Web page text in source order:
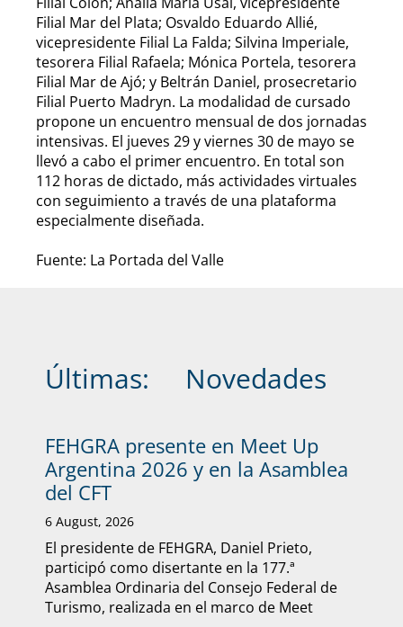
Filial Mar del Plata; Osvaldo Eduardo Allié,
vicepresidente Filial La Falda; Silvina Imperiale,
tesorera Filial Rafaela; Mónica Portela, tesorera
Filial Mar de Ajó; y Beltrán Daniel, prosecretario
Filial Puerto Madryn. La modalidad de cursado
propone un encuentro mensual de dos jornadas
intensivas. El jueves 29 y viernes 30 de mayo se
llevó a cabo el primer encuentro. En total son
112 horas de dictado, más actividades virtuales
con seguimiento a través de una plataforma
especialmente diseñada.
Fuente: La Portada del Valle
Últimas: Novedades
FEHGRA presente en Meet Up
Argentina 2026 y en la Asamblea
del CFT
6 August, 2026
El presidente de FEHGRA, Daniel Prieto,
participó como disertante en la 177.ª
Asamblea Ordinaria del Consejo Federal de
Turismo, realizada en el marco de Meet